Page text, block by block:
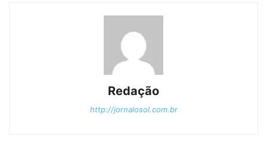
Redação
http://jornalosol.com.br